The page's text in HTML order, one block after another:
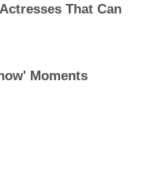
That Can
Moments